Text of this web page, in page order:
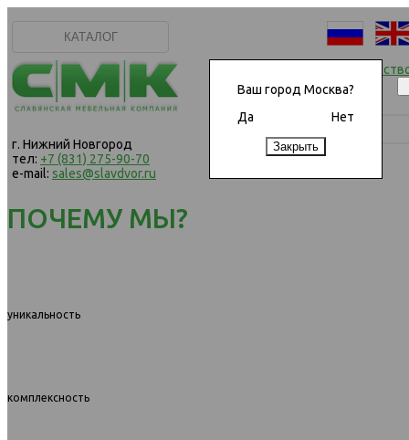
Ваш город Москва?
Да
Нет
КАТАЛОГ
г. Нижний Новгород
тел: +7 (831) 275-90-70
e-mail: sales@slavdvor.ru
Начать
ПОЧЕМУ МЫ?
уникальность
комплексность